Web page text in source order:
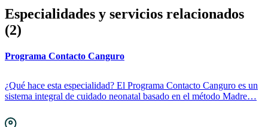
Especialidades y servicios relacionados
(2)
Programa Contacto Canguro
¿Qué hace esta especialidad? El Programa Contacto Canguro es un
sistema integral de cuidado neonatal basado en el método Madre…